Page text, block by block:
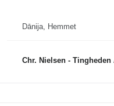
Dānija, Hemmet
Chr. Nielsen - Tingheden